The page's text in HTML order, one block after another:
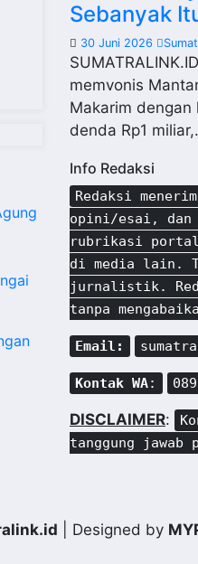
Sebanyak
30 Juni 2026
memvonis
Makarim dengan
denda Rp1
Info Redaksi
Redaksi
opini/esai, dan
rubrikasi portal
di media lain.
jurnalistik.
tanpa
Email:
Kontak WA:
DISCLAIMER:
tanggung jawab
| Designed by